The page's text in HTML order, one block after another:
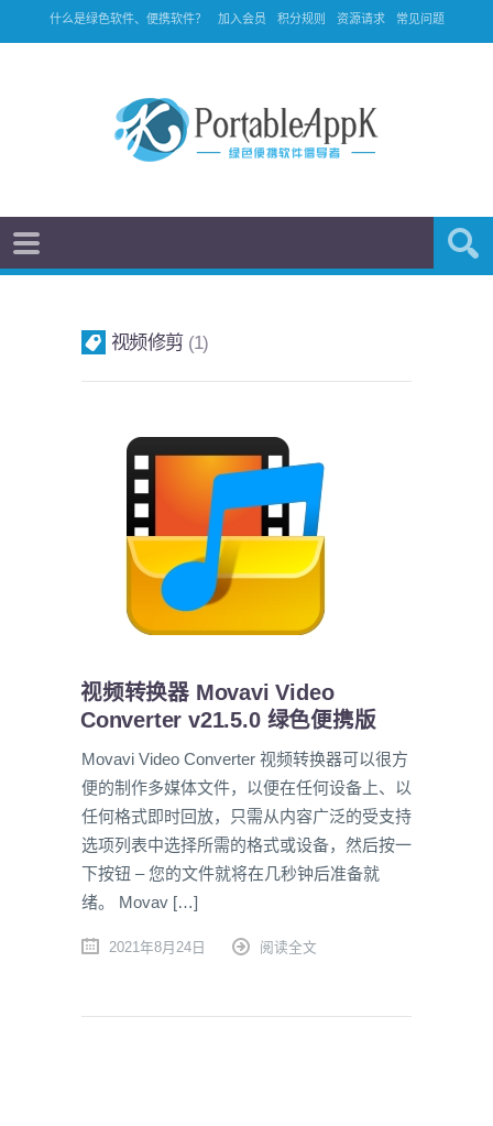
什么是绿色软件、便携软件？ 加入会员 积分规则 资源请求 常见问题
视频修剪 1
视频转换器 Movavi Video
Converter v21.5.0 绿色便携版
Movavi Video Converter 视频转换器可以很方
便的制作多媒体文件，以便在任何设备上、以
任何格式即时回放，只需从内容广泛的受支持
选项列表中选择所需的格式或设备，然后按一
下按钮 – 您的文件就将在几秒钟后准备就
绪。 Movav […]
2021年8月24日 阅读全文